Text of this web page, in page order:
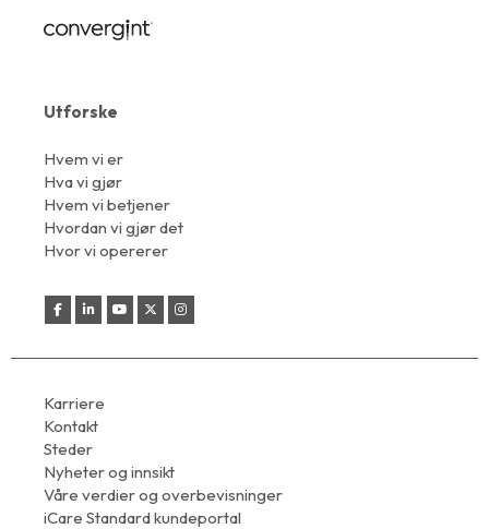
Utforske
Hvem vi er
Hva vi gjør
Hvem vi betjener
Hvordan vi gjør det
Hvor vi opererer
Karriere
Kontakt
Steder
Nyheter og innsikt
Våre verdier og overbevisninger
iCare Standard kundeportal